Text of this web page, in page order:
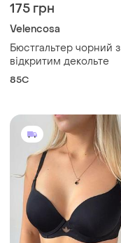
175 грн
Velencosa
Бюстгальтер чорний з
відкритим декольте
85C